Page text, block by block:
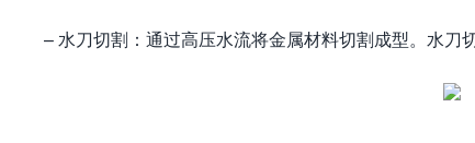
– 水刀切割：通过高压水流将金属材料切割成型。水刀